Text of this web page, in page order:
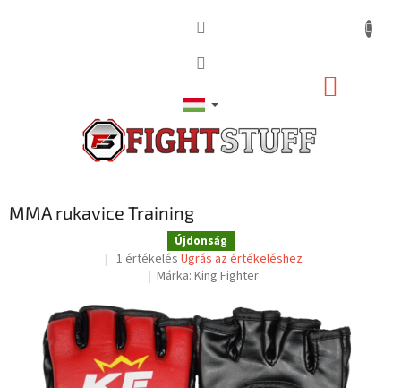
MMA rukavice Training
Újdonság
A
termék
értékelése
5-
ből
5,0
csillag.
1 értékelés Ugrás az értékeléshez
Márka:King Fighter